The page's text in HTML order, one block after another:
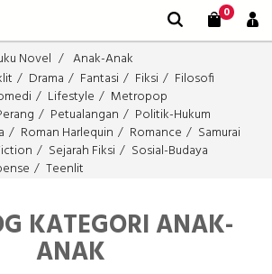
0
Novel Anak-Anak
Drama Fantasi Fiksi
Filosofi
Lifestyle
Metropop
Petualangan
Politik-Hukum
Roman Harlequin Romance
Samurai
Sejarah Fiksi
Sosial-Budaya
Teenlit
KATEGORI ANAK-
ANAK